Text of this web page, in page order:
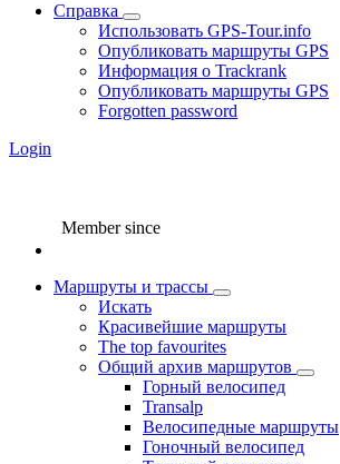
Справка
Использовать GPS-Tour.info
Опубликовать маршруты GPS
Информация о Trackrank
Опубликовать маршруты GPS
Forgotten password
Login
Member since
Маршруты и трассы
Искать
Красивейшие маршруты
The top favourites
Общий архив маршрутов
Горный велосипед
Transalp
Велосипедные маршруты
Гоночный велосипед